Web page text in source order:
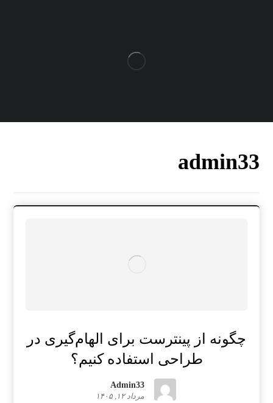
admin33
چگونه از پینترست برای الهام‌گیری در
طراحی استفاده کنیم؟
Admin33
مرداد ۱۲, ۱۴۰۵